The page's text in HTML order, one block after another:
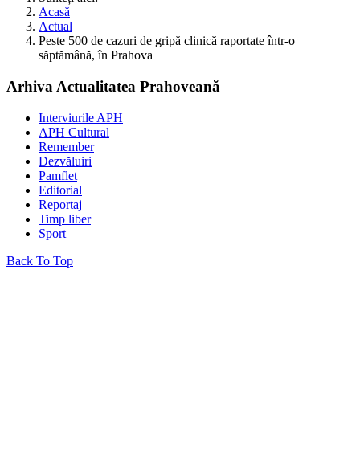
Acasă
Actual
Peste 500 de cazuri de gripă clinică raportate într-o
săptămână, în Prahova
Arhiva Actualitatea Prahoveană
Interviurile APH
APH Cultural
Remember
Dezvăluiri
Pamflet
Editorial
Reportaj
Timp liber
Sport
Back To Top